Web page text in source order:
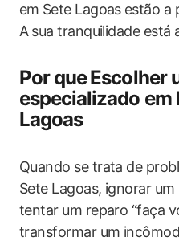
em⁢ Sete Lagoas ⁣estão a
A⁢ sua tranquilidade está
Por que⁢ Escolher
especializado em
Lagoas
Quando se trata de
Sete Lagoas, ignorar
tentar um reparo “faça
‍transformar um